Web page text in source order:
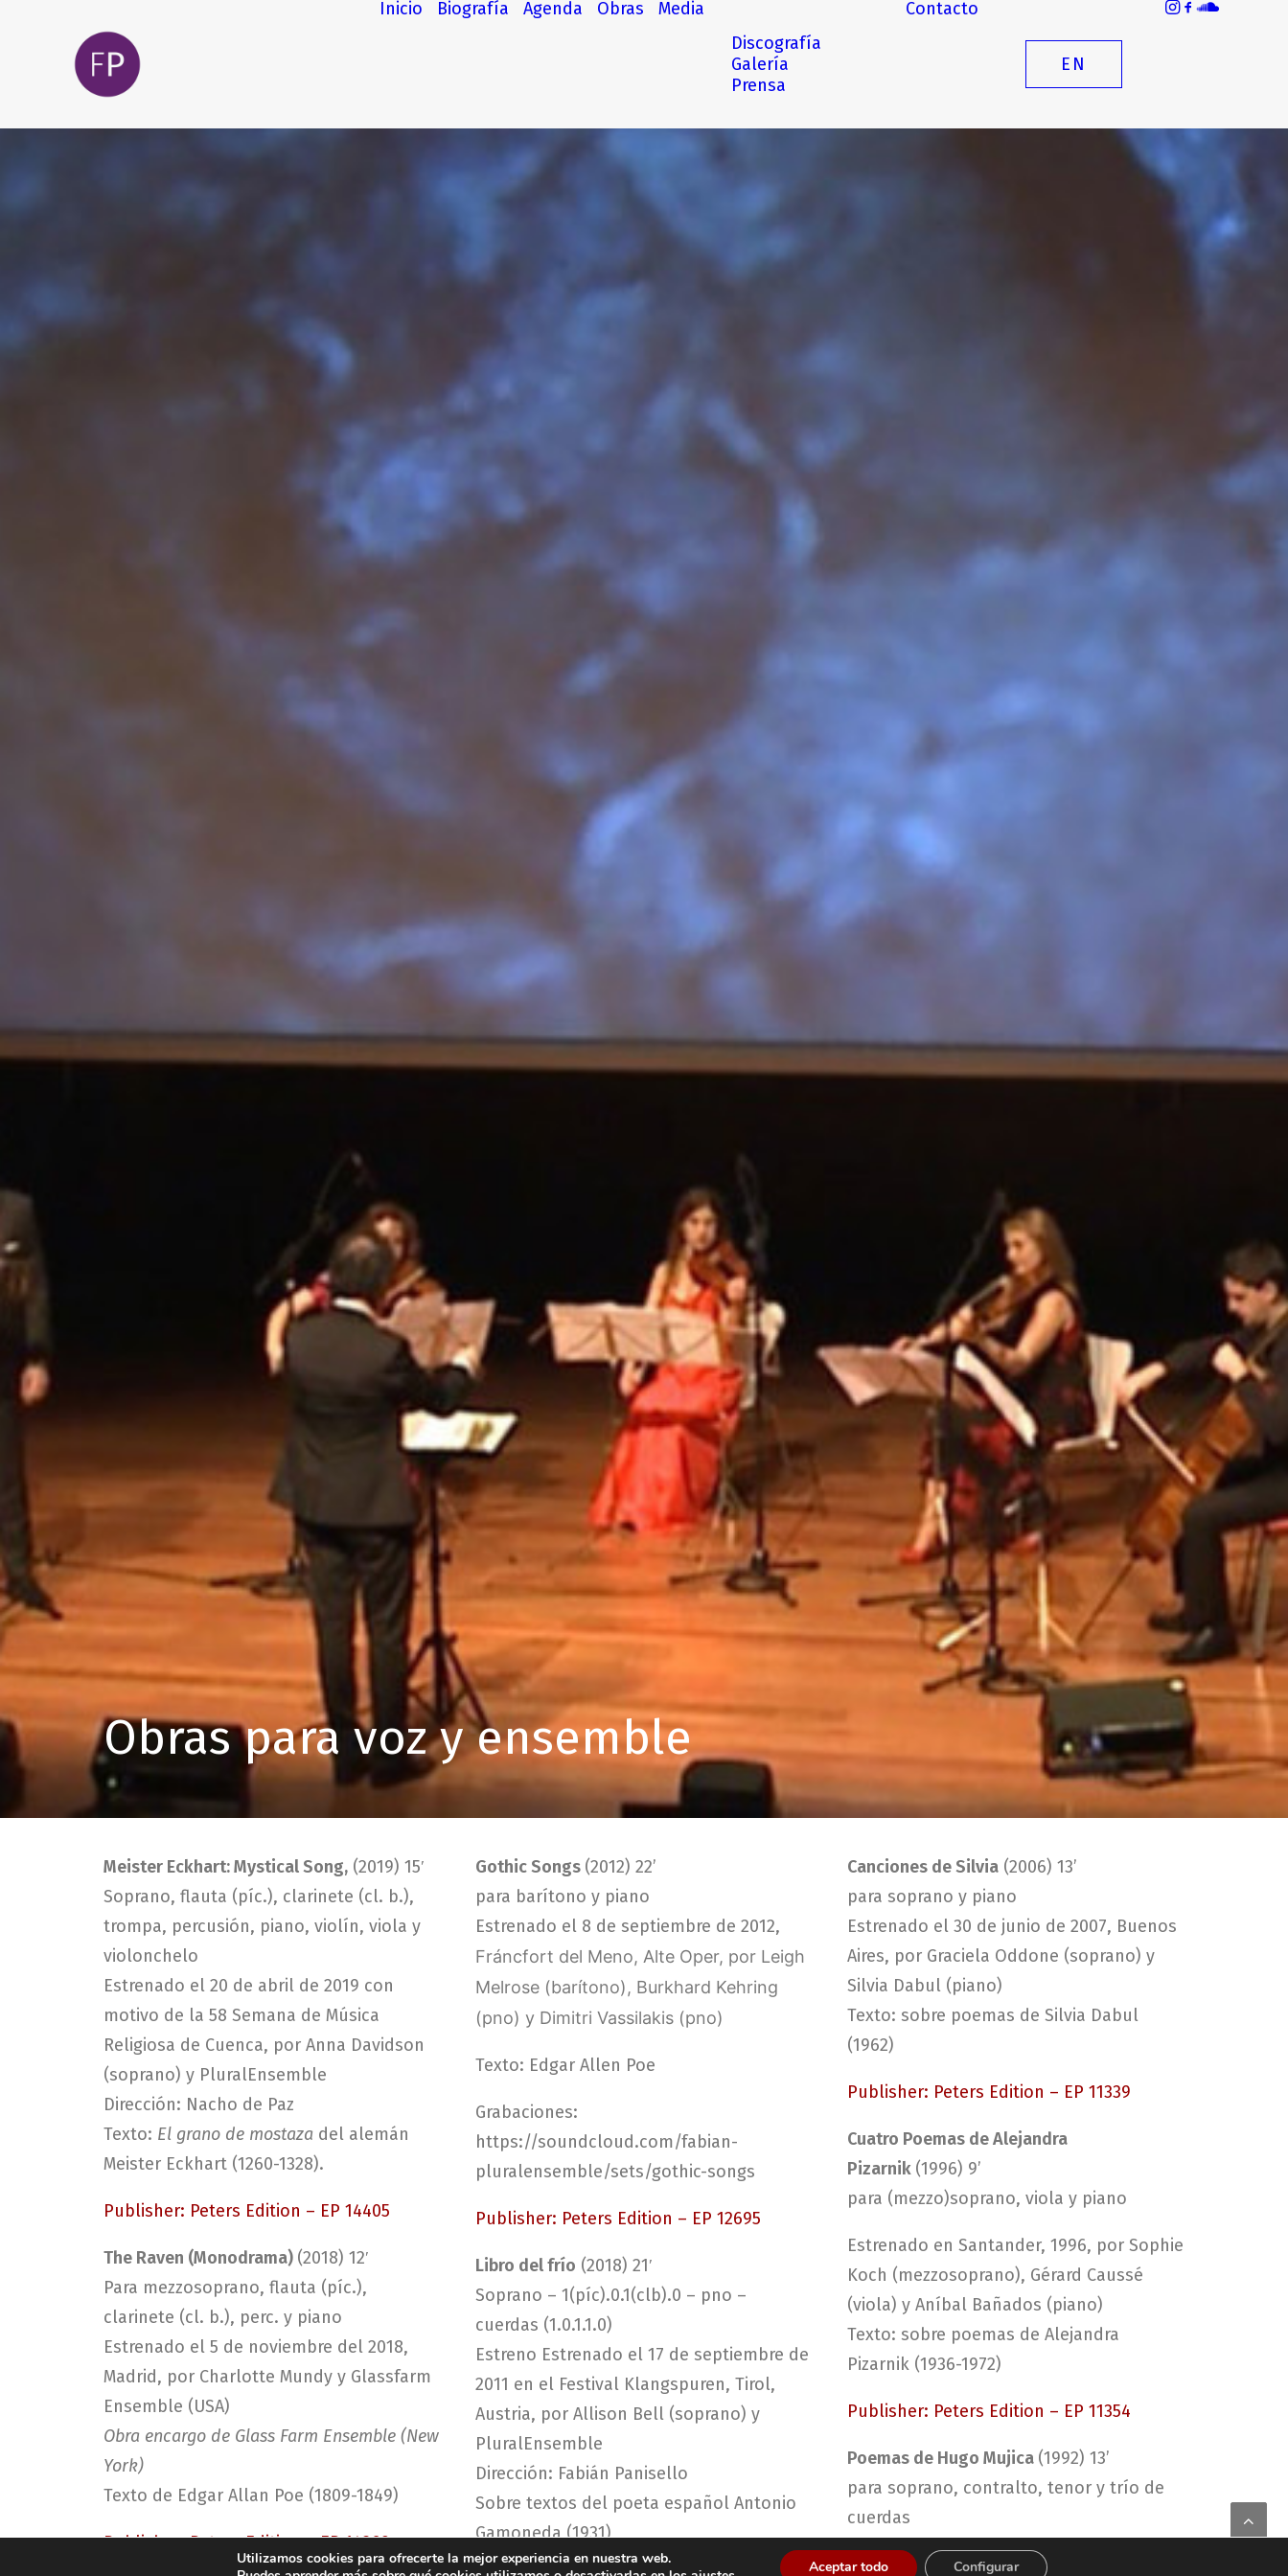
Inicio Biografía Agenda Obras
Media
Discografía
Galería
Prensa
Contacto
EN
Obras para voz y ensemble
Meister Eckhart: Mystical Song, (2019) 15′
Soprano, flauta (píc.), clarinete (cl. b.),
trompa, percusión, piano, violín, viola y
violonchelo
Estrenado el 20 de abril de 2019 con
motivo de la 58 Semana de Música
Religiosa de Cuenca, por Anna Davidson
(soprano) y PluralEnsemble
Dirección: Nacho de Paz
Texto: El grano de mostaza del alemán
Meister Eckhart (1260-1328).
Publisher: Peters Edition – EP 14405
The Raven (Monodrama) (2018) 12′
Para mezzosoprano, flauta (píc.),
clarinete (cl. b.), perc. y piano
Estrenado el 5 de noviembre del 2018,
Madrid, por Charlotte Mundy y Glassfarm
Ensemble (USA)
Obra encargo de Glass Farm Ensemble (New
York)
Texto de Edgar Allan Poe (1809-1849)
Publisher: Peters Edition – EP 14369
Gothic Songs (2012) 22’
para barítono y piano
Estrenado el 8 de septiembre de 2012,
Fráncfort del Meno, Alte Oper, por Leigh
Melrose (barítono), Burkhard Kehring
(pno) y Dimitri Vassilakis (pno)
Texto: Edgar Allen Poe
Grabaciones:
https://soundcloud.com/fabian-
pluralensemble/sets/gothic-songs
Publisher: Peters Edition – EP 12695
Libro del frío (2018) 21′
Soprano – 1(píc).0.1(clb).0 – pno –
cuerdas (1.0.1.1.0)
Estreno Estrenado el 17 de septiembre de
2011 en el Festival Klangspuren, Tirol,
Austria, por Allison Bell (soprano) y
PluralEnsemble
Dirección: Fabián Panisello
Sobre textos del poeta español Antonio
Gamoneda (1931)
Canciones de Silvia (2006) 13’
para soprano y piano
Estrenado el 30 de junio de 2007, Buenos
Aires, por Graciela Oddone (soprano) y
Silvia Dabul (piano)
Texto: sobre poemas de Silvia Dabul
(1962)
Publisher: Peters Edition – EP 11339
Cuatro Poemas de Alejandra
Pizarnik (1996) 9’
para (mezzo)soprano, viola y piano
Estrenado en Santander, 1996, por Sophie
Koch (mezzosoprano), Gérard Caussé
(viola) y Aníbal Bañados (piano)
Texto: sobre poemas de Alejandra
Pizarnik (1936-1972)
Publisher: Peters Edition – EP 11354
Poemas de Hugo Mujica (1992) 13’
para soprano, contralto, tenor y trío de
cuerdas
Estrenado en julio de 1992, Royaumont,
Utilizamos cookies para ofrecerte la mejor experiencia en nuestra web.
Aceptar todo Configurar